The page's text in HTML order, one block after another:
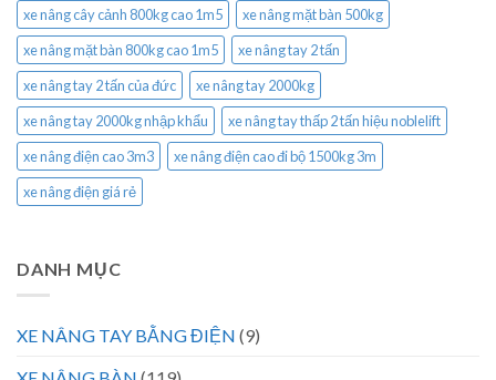
xe nâng cây cảnh 800kg cao 1m5
xe nâng mặt bàn 500kg
xe nâng mặt bàn 800kg cao 1m5
xe nâng tay 2 tấn
xe nâng tay 2 tấn của đức
xe nâng tay 2000kg
xe nâng tay 2000kg nhập khẩu
xe nâng tay thấp 2 tấn hiệu noblelift
xe nâng điện cao 3m3
xe nâng điện cao đi bộ 1500kg 3m
xe nâng điện giá rẻ
DANH MỤC
XE NÂNG TAY BẰNG ĐIỆN (9)